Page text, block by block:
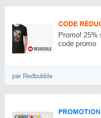
CODE
Promo! 25%
code promo
par Redbubble
PROMOTION